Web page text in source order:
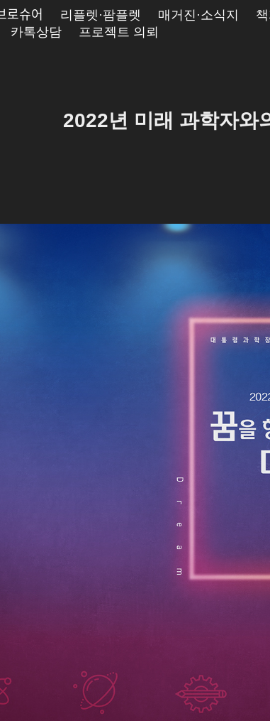
리플렛·팜플렛 매거진·소식지
카톡상담 프로젝트 의뢰
2022년 미래 과학자와